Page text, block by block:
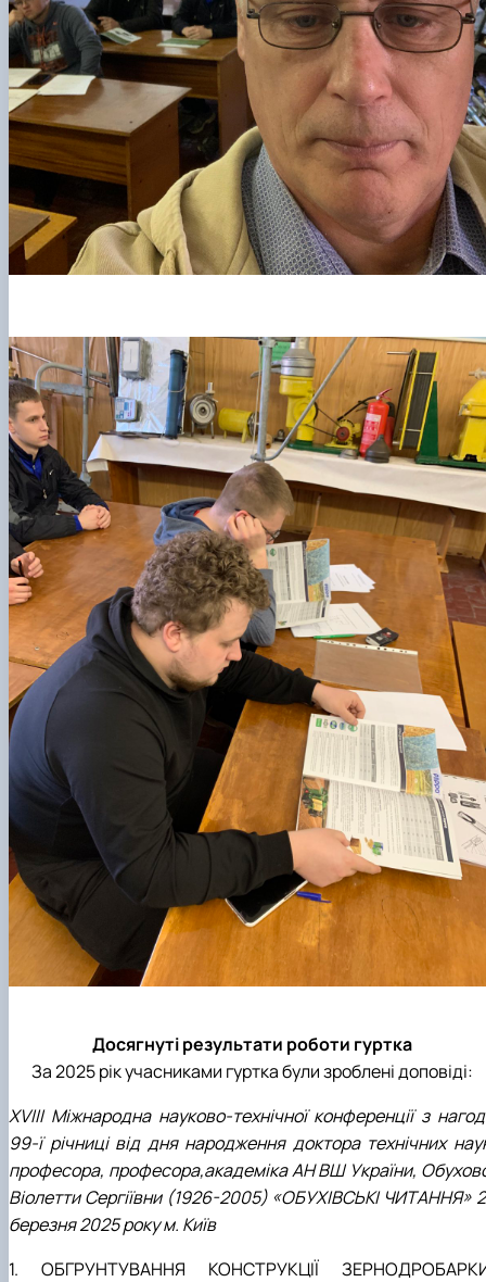
Досягнуті результати роботи гуртка
За 2025 рік учасниками гуртка були зроблені доповіді:
XVIII Міжнародна науково-технічної конференції з
99-ї річниці від дня народження доктора технічних
професора, професора,академіка АН ВШ України,
Віолетти Сергіївни (1926-2005) «ОБУХІВСЬКІ ЧИТАННЯ»
березня 2025 року м. Київ
1. ОБГРУНТУВАННЯ КОНСТРУКЦІЇ